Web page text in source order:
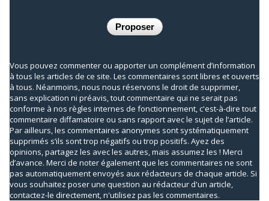
Vous pouvez commenter ou apporter un complément d’information
à tous les articles de ce site. Les commentaires sont libres et ouverts
à tous. Néanmoins, nous nous réservons le droit de supprimer,
sans explication ni préavis, tout commentaire qui ne serait pas
conforme à nos règles internes de fonctionnement, c'est-à-dire tout
commentaire diffamatoire ou sans rapport avec le sujet de l’article.
Par ailleurs, les commentaires anonymes sont systématiquement
supprimés s’ils sont trop négatifs ou trop positifs. Ayez des
opinions, partagez les avec les autres, mais assumez les ! Merci
d’avance. Merci de noter également que les commentaires ne sont
pas automatiquement envoyés aux rédacteurs de chaque article. Si
vous souhaitez poser une question au rédacteur d'un article,
contactez-le directement, n'utilisez pas les commentaires.